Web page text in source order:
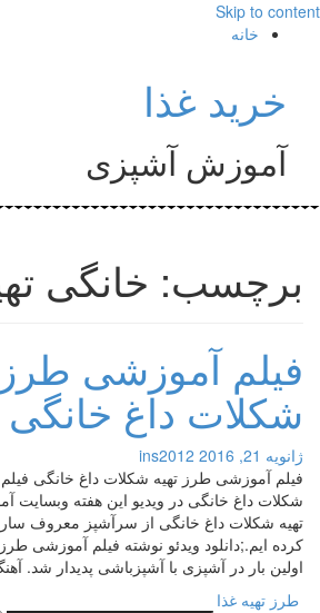
Skip to content
خانه
خرید غذا
آموزش آشپزی
برچسب: خانگی
فیلم آموزشی طرز
شکلات داغ خانگی
ژانویه 21, 2016
ins2012
فیلم آموزشی طرز تهیه شکلات داغ خانگی
شکلات داغ خانگی در ویدیو این هفته
تهیه شکلات داغ خانگی از سرآشپز معروف سارا
کرده ایم.;دانلود ویدئو نوشته فیلم آموزشی
اولین بار در آشپزی با آشپزباشی پدیدار شد.
طرز تهیه غذا